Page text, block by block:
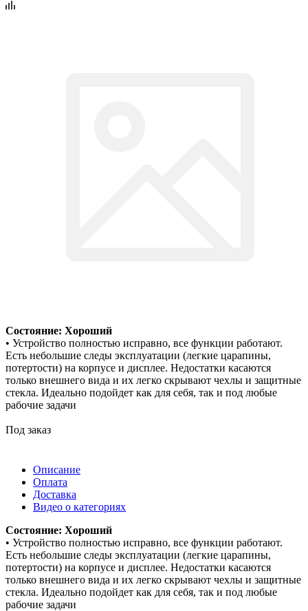
Состояние: Хороший
• Устройство полностью исправно, все функции работают.
Есть небольшие следы эксплуатации (легкие царапины,
потертости) на корпусе и дисплее. Недостатки касаются
только внешнего вида и их легко скрывают чехлы и защитные
стекла. Идеально подойдет как для себя, так и под любые
рабочие задачи
Под заказ
Описание
Оплата
Доставка
Видео о категориях
Состояние: Хороший
• Устройство полностью исправно, все функции работают.
Есть небольшие следы эксплуатации (легкие царапины,
потертости) на корпусе и дисплее. Недостатки касаются
только внешнего вида и их легко скрывают чехлы и защитные
стекла. Идеально подойдет как для себя, так и под любые
рабочие задачи